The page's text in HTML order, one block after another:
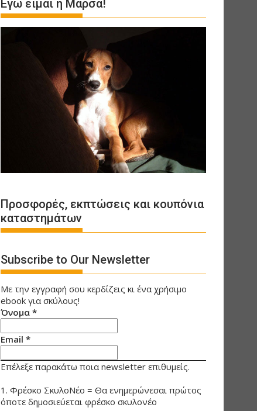
Εγώ είμαι η Μάρσα!
Προσφορές, εκπτώσεις και κουπόνια
καταστημάτων
Subscribe to Our Newsletter
Με την εγγραφή σου κερδίζεις κι ένα χρήσιμο
ebook για σκύλους!
Όνομα *
Email *
Επέλεξε παρακάτω ποια newsletter επιθυμείς.
1. Φρέσκο ΣκυλοΝέο = Θα ενημερώνεσαι πρώτος
όποτε δημοσιεύεται φρέσκο σκυλονέο